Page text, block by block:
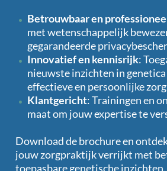
Betrouwbaar en
met wetenschappelijk
gegarandeerde
Innovatief en kennisrijk:
nieuwste inzichten in
effectieve en persoonlijke
Klantgericht: Trainingen en
maat om jouw expertise te
Download de brochure en
jouw zorgpraktijk verrijkt met
toepasbare genetische inzichten.